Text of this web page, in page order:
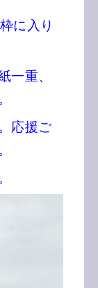
に入り
一重、
応援ご